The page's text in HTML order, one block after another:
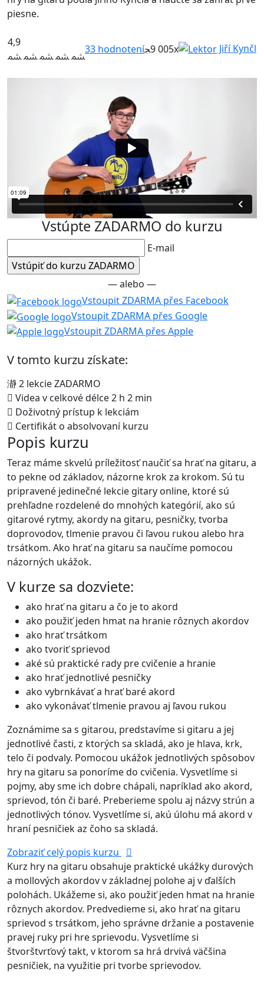
piesne.
4,9
33 hodnotení 9 005x Jiří Kynčl
Vstúpte ZADARMO do kurzu
E-mail
— alebo —
Vstoupit ZDARMA přes Facebook
Vstoupit ZDARMA přes Google
Vstoupit ZDARMA přes Apple
V tomto kurzu získate:
2 lekcie ZADARMO
Videa v celkové délce 2 h 2 min
Doživotný prístup k lekciám
Certifikát o absolvovaní kurzu
Popis kurzu
Teraz máme skvelú príležitosť naučiť sa hrať na gitaru, a
to pekne od základov, názorne krok za krokom. Sú tu
pripravené jedinečné lekcie gitary online, ktoré sú
prehľadne rozdelené do mnohých kategórií, ako sú
gitarové rytmy, akordy na gitaru, pesničky, tvorba
doprovodov, tlmenie pravou či ľavou rukou alebo hra
trsátkom. Ako hrať na gitaru sa naučíme pomocou
názorných ukážok.
V kurze sa dozviete:
ako hrať na gitaru a čo je to akord
ako použiť jeden hmat na hranie rôznych akordov
ako hrať trsátkom
ako tvoriť sprievod
aké sú praktické rady pre cvičenie a hranie
ako hrať jednotlivé pesničky
ako vybrnkávať a hrať baré akord
ako vykonávať tlmenie pravou aj ľavou rukou
Zoznámime sa s gitarou, predstavíme si gitaru a jej
jednotlivé časti, z ktorých sa skladá, ako je hlava, krk,
telo či podvaly. Pomocou ukážok jednotlivých spôsobov
hry na gitaru sa ponoríme do cvičenia. Vysvetlíme si
pojmy, aby sme ich dobre chápali, napríklad ako akord,
sprievod, tón či baré. Preberieme spolu aj názvy strún a
jednotlivých tónov. Vysvetlíme si, akú úlohu má akord v
hraní pesničiek az čoho sa skladá.
Zobraziť celý popis kurzu
Kurz hry na gitaru obsahuje praktické ukážky durových
a mollových akordov v základnej polohe aj v ďalších
polohách. Ukážeme si, ako použiť jeden hmat na hranie
rôznych akordov. Predvedieme si, ako hrať na gitaru
sprievod s trsátkom, jeho správne držanie a postavenie
pravej ruky pri hre sprievodu. Vysvetlíme si
štvorštvrťový takt, v ktorom sa hrá drvivá väčšina
pesničiek, na využitie pri tvorbe sprievodov.